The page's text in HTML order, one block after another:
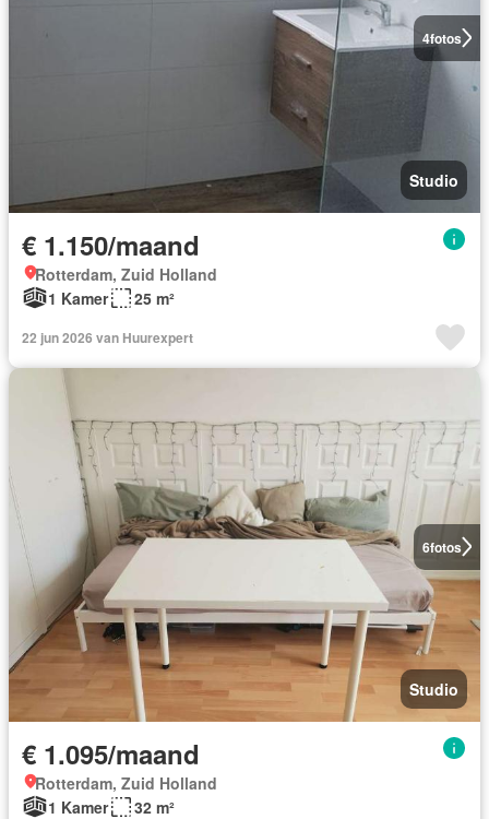
4fotos
Studio
€ 1.150/maand
Rotterdam, Zuid Holland
1 Kamer
25 m²
22 jun 2026 van Huurexpert
6fotos
Studio
€ 1.095/maand
Rotterdam, Zuid Holland
1 Kamer
32 m²